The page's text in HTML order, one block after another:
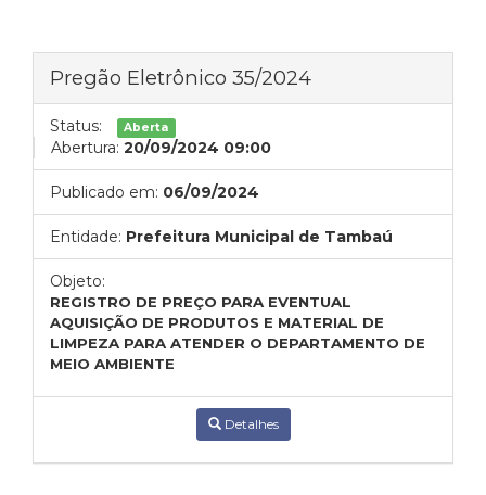
Pregão Eletrônico 35/2024
Status: Aberta
Abertura: 20/09/2024 09:00
Publicado em: 06/09/2024
Entidade: Prefeitura Municipal de Tambaú
Objeto:
REGISTRO DE PREÇO PARA EVENTUAL
AQUISIÇÃO DE PRODUTOS E MATERIAL DE
LIMPEZA PARA ATENDER O DEPARTAMENTO DE
MEIO AMBIENTE
Detalhes